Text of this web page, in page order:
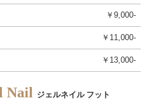
￥9,000-
￥11,000-
￥13,000‐
Nail ジェルネイル フット